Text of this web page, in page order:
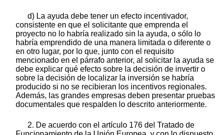
d) La ayuda debe tener un efecto incentivador,
consistente en que el solicitante que emprenda el
proyecto no lo habría realizado sin la ayuda, o sólo lo
habría emprendido de una manera limitada o diferente o
en otro lugar, por lo que, junto con el requisito
mencionado en el párrafo anterior, al solicitar la ayuda se
debe explicar qué efecto sobre la decisión de invertir o
sobre la decisión de localizar la inversión se habría
producido si no se recibieran los incentivos regionales.
Además, las grandes empresas deben presentar pruebas
documentales que respalden lo descrito anteriormente.
2. De acuerdo con el artículo 176 del Tratado de